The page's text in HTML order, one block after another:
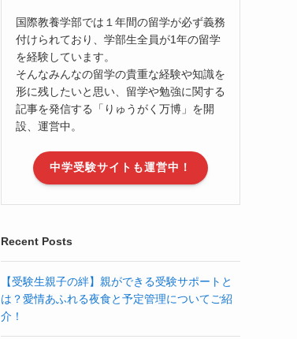
国際教養学部では１年間の留学が必ず義務
付けられており、学部生全員が1年の留学
を経験しています。
そんなみんなの留学の貴重な経験や知識を
形に残したいと思い、留学や勉強に関する
記事を発信する「りゅうがく万博」を開
設、運営中。
中学受験サイトも運営中！
Recent Posts
【受験生親子の絆】親ができる受験サポートと
は？愛情あふれる夜食と予定管理についてご紹
介！